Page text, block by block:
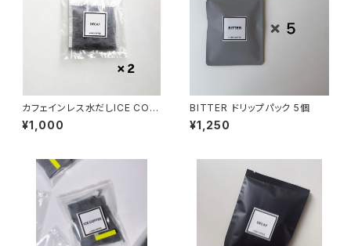
カフェインレス水だしICE COF
FEE 500ml対応 2袋 (夏季限
定）
¥1,000
BITTER ドリップパック 5個
¥1,250